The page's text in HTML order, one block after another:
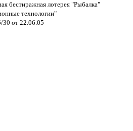
дело (МК)
бестиражная лотерея "Рыбалка"
технологии"
от 22.06.05